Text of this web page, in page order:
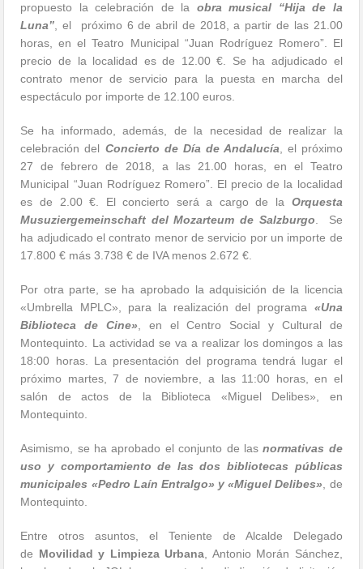
propuesto la celebración de la obra musical “Hija de la
Luna” , el próximo 6 de abril de 2018, a partir de las 21.00
horas, en el Teatro Municipal “Juan Rodríguez Romero”. El
precio de la localidad es de 12.00 €. Se ha adjudicado el
contrato menor de servicio para la puesta en marcha del
espectáculo por importe de 12.100 euros.
Se ha informado, además, de la necesidad de realizar la
celebración del Concierto de Día de Andalucía , el próximo
27 de febrero de 2018, a las 21.00 horas, en el Teatro
Municipal “Juan Rodríguez Romero”. El precio de la localidad
es de 2.00 €. El concierto será a cargo de la Orquesta
Musuziergemeinschaft del Mozarteum de Salzburgo . Se
ha adjudicado el contrato menor de servicio por un importe de
17.800 € más 3.738 € de IVA menos 2.672 €.
Por otra parte, se ha aprobado la adquisición de la licencia
«Umbrella MPLC», para la realización del programa «Una
Biblioteca de Cine» , en el Centro Social y Cultural de
Montequinto. La actividad se va a realizar los domingos a las
18:00 horas. La presentación del programa tendrá lugar el
próximo martes, 7 de noviembre, a las 11:00 horas, en el
salón de actos de la Biblioteca «Miguel Delibes», en
Montequinto.
Asimismo, se ha aprobado el conjunto de lasnormativas de
uso y comportamiento de las dos bibliotecas públicas
municipales «Pedro Laín Entralgo» y «Miguel Delibes» , de
Montequinto.
Entre otros asuntos, el Teniente de Alcalde Delegado
de Movilidad y Limpieza Urbana , Antonio Morán Sánchez,